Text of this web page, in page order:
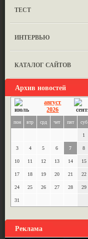
ТЕСТ
ИНТЕРВЬЮ
КАТАЛОГ САЙТОВ
Архив новостей
август
2026
пон втр срд чет пят суб
1
3 4 5 6 7 8
10 11 12 13 14 15
17 18 19 20 21 22
24 25 26 27 28 29
31
Реклама